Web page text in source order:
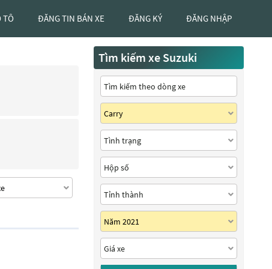
TÔ ĐĂNG TIN BÁN XE ĐĂNG KÝ ĐĂNG NHẬP
Tìm kiếm xe Suzuki